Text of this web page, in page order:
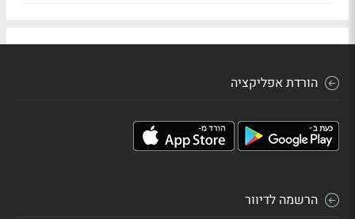
הורדת אפליקציה
הרשמה לדיוור